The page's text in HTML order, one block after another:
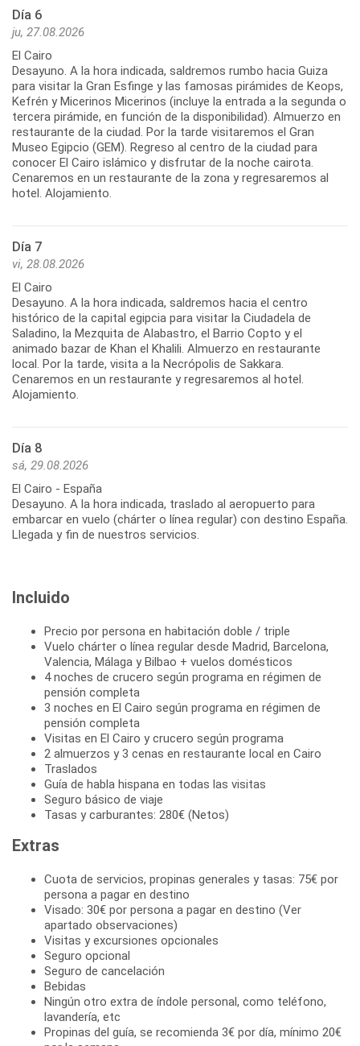
Día 6
ju, 27.08.2026
El Cairo
Desayuno. A la hora indicada, saldremos rumbo hacia Guiza
para visitar la Gran Esfinge y las famosas pirámides de Keops,
Kefrén y Micerinos Micerinos (incluye la entrada a la segunda o
tercera pirámide, en función de la disponibilidad). Almuerzo en
restaurante de la ciudad. Por la tarde visitaremos el Gran
Museo Egipcio (GEM). Regreso al centro de la ciudad para
conocer El Cairo islámico y disfrutar de la noche cairota.
Cenaremos en un restaurante de la zona y regresaremos al
hotel. Alojamiento.
Día 7
vi, 28.08.2026
El Cairo
Desayuno. A la hora indicada, saldremos hacia el centro
histórico de la capital egipcia para visitar la Ciudadela de
Saladino, la Mezquita de Alabastro, el Barrio Copto y el
animado bazar de Khan el Khalili. Almuerzo en restaurante
local. Por la tarde, visita a la Necrópolis de Sakkara.
Cenaremos en un restaurante y regresaremos al hotel.
Alojamiento.
Día 8
sá, 29.08.2026
El Cairo - España
Desayuno. A la hora indicada, traslado al aeropuerto para
embarcar en vuelo (chárter o línea regular) con destino España.
Llegada y fin de nuestros servicios.
Incluido
Precio por persona en habitación doble / triple
Vuelo chárter o línea regular desde Madrid, Barcelona,
Valencia, Málaga y Bilbao + vuelos domésticos
4 noches de crucero según programa en régimen de
pensión completa
3 noches en El Cairo según programa en régimen de
pensión completa
Visitas en El Cairo y crucero según programa
2 almuerzos y 3 cenas en restaurante local en Cairo
Traslados
Guía de habla hispana en todas las visitas
Seguro básico de viaje
Tasas y carburantes: 280€ (Netos)
Extras
Cuota de servicios, propinas generales y tasas: 75€ por
persona a pagar en destino
Visado: 30€ por persona a pagar en destino (Ver
apartado observaciones)
Visitas y excursiones opcionales
Seguro opcional
Seguro de cancelación
Bebidas
Ningún otro extra de índole personal, como teléfono,
lavandería, etc
Propinas del guía, se recomienda 3€ por día, mínimo 20€